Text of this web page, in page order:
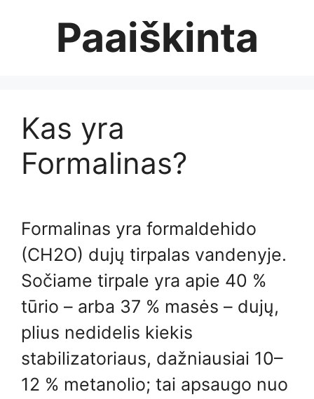
Paaiškinta
Kas yra
Formalinas?
Formalinas yra formaldehido
(CH2O) dujų tirpalas vandenyje.
Sočiame tirpale yra apie 40 %
tūrio – arba 37 % masės – dujų,
plius nedidelis kiekis
stabilizatoriaus, dažniausiai 10–
12 % metanolio; tai apsaugo nuo